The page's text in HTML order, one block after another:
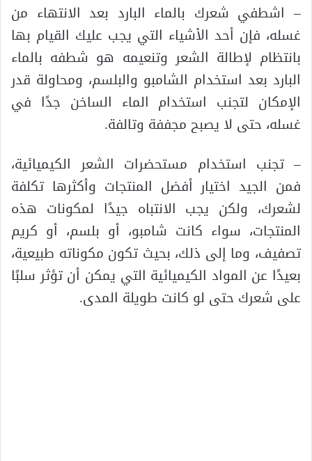
– اشطفي شعرك بالماء البارد بعد الانتهاء من
غسله، فإن أحد الأشياء التي يجب عليك القيام بها
بانتظام لإطالة الشعر وتنعيمه هو شطفه بالماء
البارد بعد استخدام الشامبو والبلسم، ومحاولة قدر
الإمكان لتجنب استخدام الماء الساخن جدًا في
غسله، حتى لا يصبح مجففة وتالفة.
– تجنب استخدام مستحضرات الشعر الكيميائية،
فمن الجيد اختيار أفضل المنتجات وأكثرها تكلفة
لشعرك، ولكن يجب الانتباه جيدًا لمكونات هذه
المنتجات، سواء كانت شامبو، أو بلسم، أو كريم
تصفيف، وما إلى ذلك، بحيث تكون مكوناته طبيعية،
بعيدًا عن المواد الكيميائية التي يمكن أن تؤثر سلبًا
على شعرك حتى لو كانت طويلة المدى.